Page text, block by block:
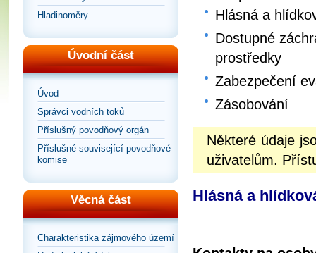
Hladinoměry
Úvodní část
Úvod
Správci vodních toků
Příslušný povodňový orgán
Příslušné související povodňové
komise
Věcná část
Charakteristika zájmového území
Hlásná a
Dostupné
prostředky
Zabezpečení
Zásobování
Některé údaje
uživatelům.
Hlásná a